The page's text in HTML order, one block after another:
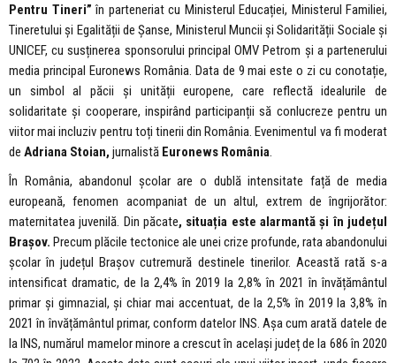
Pentru Tineri” în parteneriat cu Ministerul Educației, Ministerul Familiei,
Tineretului și Egalității de Șanse, Ministerul Muncii și Solidarității Sociale și
UNICEF, cu susținerea sponsorului principal OMV Petrom și a partenerului
media principal Euronews România. Data de 9 mai este o zi cu conotație,
un simbol al păcii și unității europene, care reflectă idealurile de
solidaritate și cooperare, inspirând participanții să conlucreze pentru un
viitor mai incluziv pentru toți tinerii din România. Evenimentul va fi moderat
de Adriana Stoian, jurnalistă Euronews România.
În România, abandonul școlar are o dublă intensitate față de media
europeană, fenomen acompaniat de un altul, extrem de îngrijorător:
maternitatea juvenilă. Din păcate, situația este alarmantă și în județul
Brașov. Precum plăcile tectonice ale unei crize profunde, rata abandonului
școlar în județul Brașov cutremură destinele tinerilor. Această rată s-a
intensificat dramatic, de la 2,4% în 2019 la 2,8% în 2021 în învățământul
primar și gimnazial, și chiar mai accentuat, de la 2,5% în 2019 la 3,8% în
2021 în învățământul primar, conform datelor INS. Așa cum arată datele de
la INS, numărul mamelor minore a crescut în același județ de la 686 în 2020